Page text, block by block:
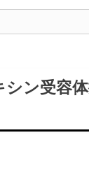
ン受容